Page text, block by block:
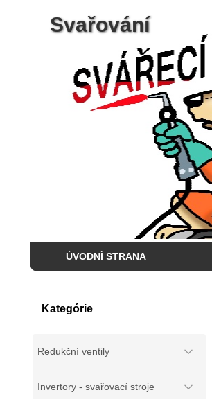
Svařování
ÚVODNÍ STRANA
Kategórie
Redukční ventily
Invertory - svařovací stroje